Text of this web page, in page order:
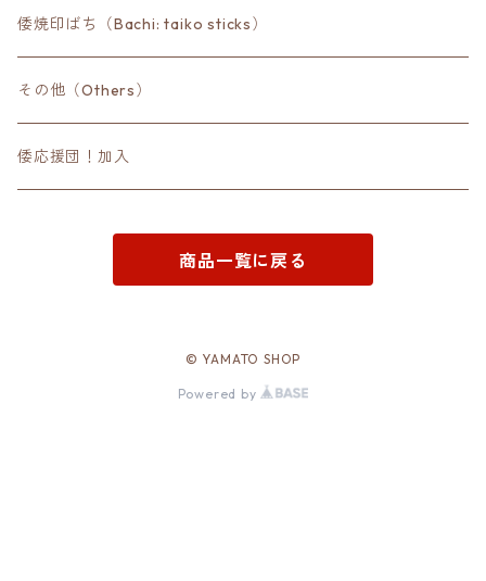
倭焼印ばち（Bachi: taiko sticks）
その他（Others）
倭応援団！加入
商品一覧に戻る
© YAMATO SHOP
Powered by